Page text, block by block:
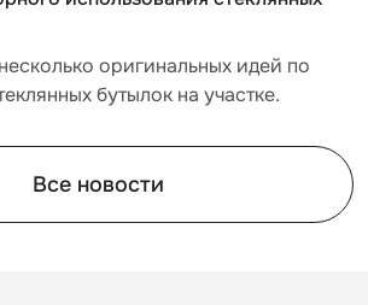
оригинальных идей по
бутылок на участке.
Все новости